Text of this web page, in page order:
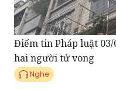
Điểm tin Pháp luật 03/
hai người tử vong
Nghe